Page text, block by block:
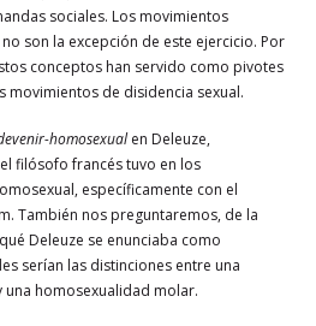
sociales. Los movimientos
son la excepción de este ejercicio. Por
conceptos han servido como pivotes
movimientos de disidencia sexual.
homosexualen Deleuze,
filósofo francés tuvo en los
específicamente con el
También nos preguntaremos, de la
Deleuze se enunciaba como
serían las distinciones entre una
homosexualidad molar.